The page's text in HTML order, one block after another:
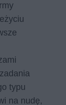
typu
na nudę,